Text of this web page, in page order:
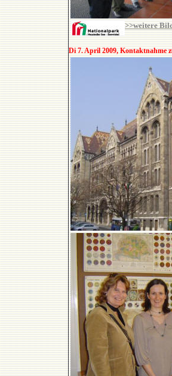
>>weitere
Di 7. April 2009, Kontaktnahme